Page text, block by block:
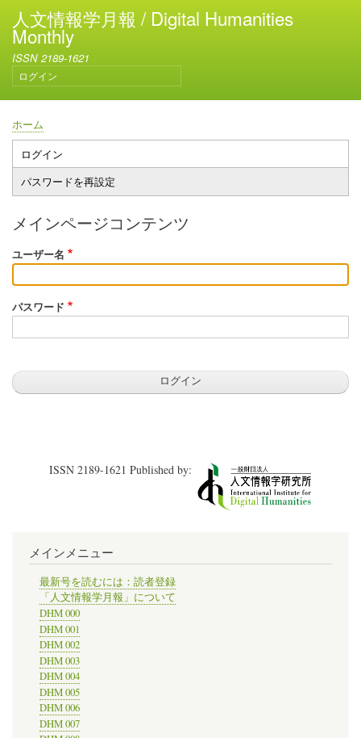
メ
イ
コ
テ
移
人文情報学月報 / Digital Humanities
Monthly
ISSN 2189-1621
ユ
ー
ザ
ー
ア
カ
ウ
ン
ト
メ
ュ
ー
ログイン
パ
ン
く
ず
ホーム
プ
ラ
マ
リ
ー
タ
ログイン
パスワードを再設定
メインページコンテンツ
ユーザー名
パスワード
ISSN 2189-1621 Published by:
メインメニュー
最新号を読むには：読者登録
「人文情報学月報」について
DHM 000
DHM 001
DHM 002
DHM 003
DHM 004
DHM 005
DHM 006
DHM 007